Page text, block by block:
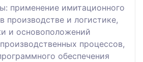
применение имитационного
производстве и логистике,
и основоположений
процессов,
обеспечения